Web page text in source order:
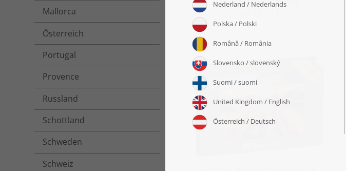
Mallorca
Österreich
Portugal
Provence
Russland
Schottland
Schweden
Schweiz